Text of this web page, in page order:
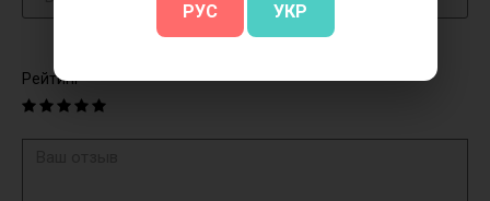
РУС УКР
Рейтинг